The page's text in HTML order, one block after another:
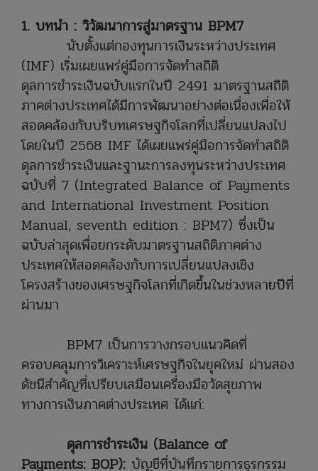
1. บทนำ : วิวัฒนาการสู่มาตรฐาน BPM7
นับตั้งแต่กองทุนการเงินระหว่างประเทศ
(IMF) เริ่มเผยแพร่คู่มือการจัดทำสถิติ
ดุลการชำระเงินฉบับแรกในปี 2491 มาตรฐานสถิติ
ภาคต่างประเทศได้มีการพัฒนาอย่างต่อเนื่องเพื่อให้
สอดคล้องกับบริบทเศรษฐกิจโลกที่เปลี่ยนแปลงไป
โดยในปี 2568 IMF ได้เผยแพร่คู่มือการจัดทำสถิติ
ดุลการชำระเงินและฐานะการลงทุนระหว่างประเทศ
ฉบับที่ 7 (Integrated Balance of Payments
and International Investment Position
Manual, seventh edition : BPM7) ซึ่งเป็น
ฉบับล่าสุดเพื่อยกระดับมาตรฐานสถิติภาคต่าง
ประเทศให้สอดคล้องกับการเปลี่ยนแปลงเชิง
โครงสร้างของเศรษฐกิจโลกที่เกิดขึ้นในช่วงหลายปีที่
ผ่านมา
BPM7 เป็นการวางกรอบแนวคิดที่
ครอบคลุมการวิเคราะห์เศรษฐกิจในยุคใหม่ ผ่านสอง
ดัชนีสำคัญที่เปรียบเสมือนเครื่องมือวัดสุขภาพ
ทางการเงินภาคต่างประเทศ ได้แก่:
ดุลการชำระเงิน (Balance of
Payments: BOP): บัญชีที่บันทึกรายการธุรกรรม